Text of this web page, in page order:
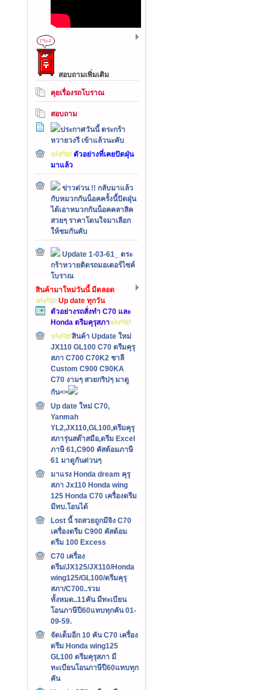
สอบถามเพิ่มเติม
คุยเรื่องรถโบราณ
สอบถาม
ประกาศวันนี้ ตระกร้า
หวายวงรี เข้าแล้วนะคับ
ตัวอย่างที่เคยปัดฝุ่น
มาแล้ว
ข่าวด่วน !! กลับมาแล้ว
กับหมวกกันน็อคครั้งนี้ปัดฝุ่น
ได้เอาหมวกกันน็อคคลาสิค
สวยๆ ราคาโดนใจมาเลือก
ให้ชมกันคับ
Update 1-03-61_ ตระ
กร้าหวายติดรถมอเตอร์ไซค์
โบราณ
สินค้ามาใหม่วันนี้ มีตลอด
Up date ทุกวัน
ตัวอย่างรถสั่งทำ C70 และ
Honda ดรีมคุรุสภา
สินค้า Update ใหม่
JX110 GL100 C70 ดรีมคุรุ
สภา C700 C70K2 ชาลี
Custom C900 C90KA
C70 งามๆ สวยกริปๆ มาดู
กัน<>
Up date ใหม่ C70,
Yanmah
YL2,JX110,GL100,ดรีมคุรุ
สภารุ่นสต๊าสมือ,ดรีม Excel
ภาษี 61,C900 คัสต้อมภาษี
61 มาดูกันด่วนๆ
มาแรง Honda dream คุรุ
สภา Jx110 Honda wing
125 Honda C70 เครื่องดรีม
มีทบ.โอนได้
Lost นี้ รถสวยถูกมีจิง C70
เครื่องดรีม C900 คัสต้อม
ดรีม 100 Excess
C70 เครื่อง
ดรีม/JX125/JX110/Honda
wing125/GL100/ดรีมคุรุ
สภา/C700..รวม
ทั้งหมด..11คัน มีทะเบียน
โอนภาษีปี60แทบทุกคัน 01-
09-59.
จัดเต็มอีก 10 คัน C70 เครื่อง
ดรีม Honda wing125
GL100 ดรีมคุรุสภา มี
ทะเบียนโอนภาษีปี60แทบทุก
คัน